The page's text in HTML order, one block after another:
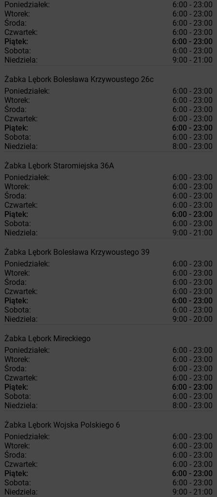
Poniedziałek:
6:00 - 23:00
Wtorek:
6:00 - 23:00
Środa:
6:00 - 23:00
Czwartek:
6:00 - 23:00
Piątek:
6:00 - 23:00
Sobota:
6:00 - 23:00
Niedziela:
9:00 - 21:00
Żabka Lębork Bolesława Krzywoustego 26c
Poniedziałek:
6:00 - 23:00
Wtorek:
6:00 - 23:00
Środa:
6:00 - 23:00
Czwartek:
6:00 - 23:00
Piątek:
6:00 - 23:00
Sobota:
6:00 - 23:00
Niedziela:
8:00 - 23:00
Żabka Lębork Staromiejska 36A
Poniedziałek:
6:00 - 23:00
Wtorek:
6:00 - 23:00
Środa:
6:00 - 23:00
Czwartek:
6:00 - 23:00
Piątek:
6:00 - 23:00
Sobota:
6:00 - 23:00
Niedziela:
9:00 - 21:00
Żabka Lębork Bolesława Krzywoustego 39
Poniedziałek:
6:00 - 23:00
Wtorek:
6:00 - 23:00
Środa:
6:00 - 23:00
Czwartek:
6:00 - 23:00
Piątek:
6:00 - 23:00
Sobota:
6:00 - 23:00
Niedziela:
9:00 - 20:00
Żabka Lębork Mireckiego
Poniedziałek:
6:00 - 23:00
Wtorek:
6:00 - 23:00
Środa:
6:00 - 23:00
Czwartek:
6:00 - 23:00
Piątek:
6:00 - 23:00
Sobota:
6:00 - 23:00
Niedziela:
8:00 - 23:00
Żabka Lębork Wojska Polskiego 6
Poniedziałek:
6:00 - 23:00
Wtorek:
6:00 - 23:00
Środa:
6:00 - 23:00
Czwartek:
6:00 - 23:00
Piątek:
6:00 - 23:00
Sobota:
6:00 - 23:00
Niedziela:
9:00 - 21:00